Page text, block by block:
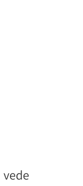
vede